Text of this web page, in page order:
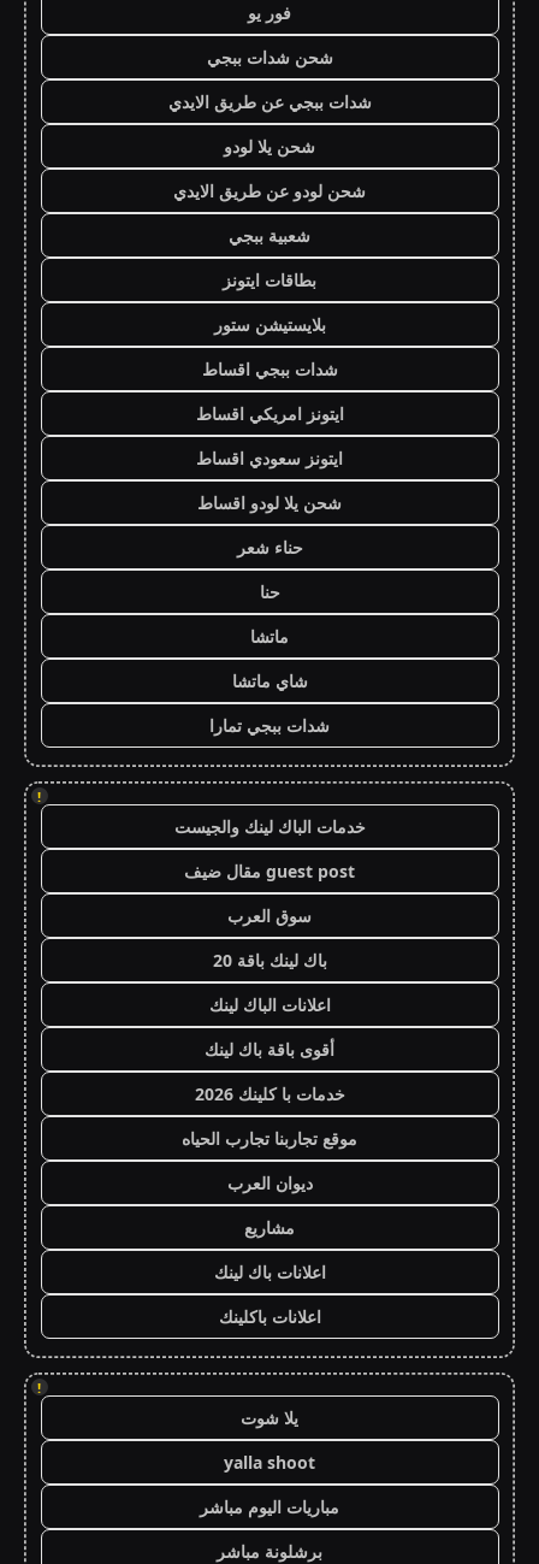
فور يو
شحن شدات ببجي
شدات ببجي عن طريق الايدي
شحن يلا لودو
شحن لودو عن طريق الايدي
شعبية ببجي
بطاقات ايتونز
بلايستيشن ستور
شدات ببجي اقساط
ايتونز امريكي اقساط
ايتونز سعودي اقساط
شحن يلا لودو اقساط
حناء شعر
حنا
ماتشا
شاي ماتشا
شدات ببجي تمارا
!
خدمات الباك لينك والجيست
guest post مقال ضيف
سوق العرب
باك لينك باقة 20
اعلانات الباك لينك
أقوى باقة باك لينك
خدمات با كلينك 2026
موقع تجاربنا تجارب الحياه
ديوان العرب
مشاريع
اعلانات باك لينك
اعلانات باكلينك
!
يلا شوت
yalla shoot
مباريات اليوم مباشر
برشلونة مباشر